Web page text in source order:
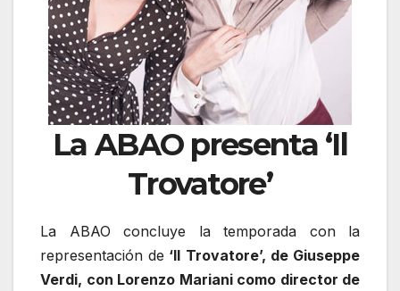
La ABAO presenta ‘Il
Trovatore’
La ABAO concluye la temporada con la
representación de ‘Il Trovatore’, de Giuseppe
Verdi, con Lorenzo Mariani como director de